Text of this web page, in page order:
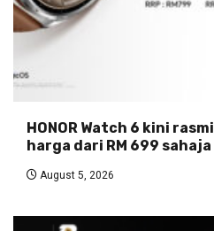
HONOR Watch 6 kini
harga dari RM 699 sahaja
August 5, 2026